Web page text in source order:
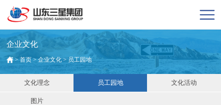
企业文化
>首页>企业文化> 员工园地
文化理念 员工园地 文化活动
图片